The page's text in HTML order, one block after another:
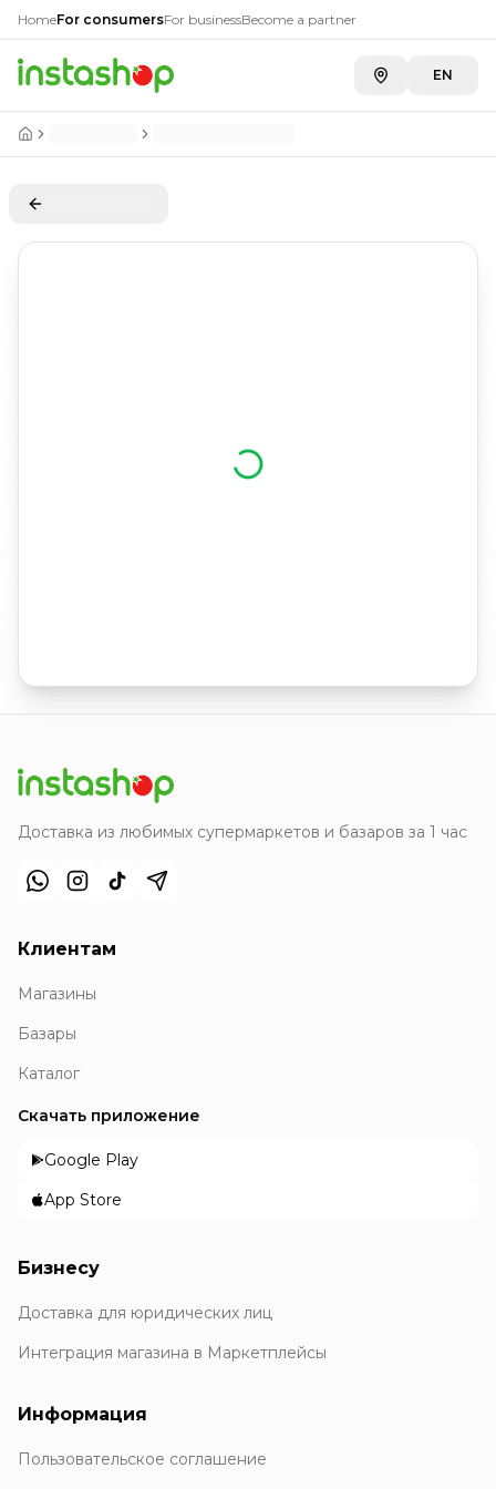
HomeFor consumersFor businessBecome a partner
EN
Доставка из любимых супермаркетов и базаров за 1 час
Клиентам
Магазины
Базары
Каталог
Скачать приложение
Google Play
App Store
Бизнесу
Доставка для юридических лиц
Интеграция магазина в Маркетплейсы
Информация
Пользовательское соглашение